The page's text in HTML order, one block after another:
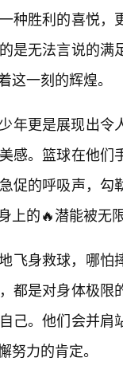
种胜利的喜悦
是无法言说的
这一刻的辉煌。
年更是展现出令
感。篮球在他
促的呼吸声，
上的🔥潜能被无
飞身救球，哪怕
都是对身体极
己。他们会并
努力的肯定。